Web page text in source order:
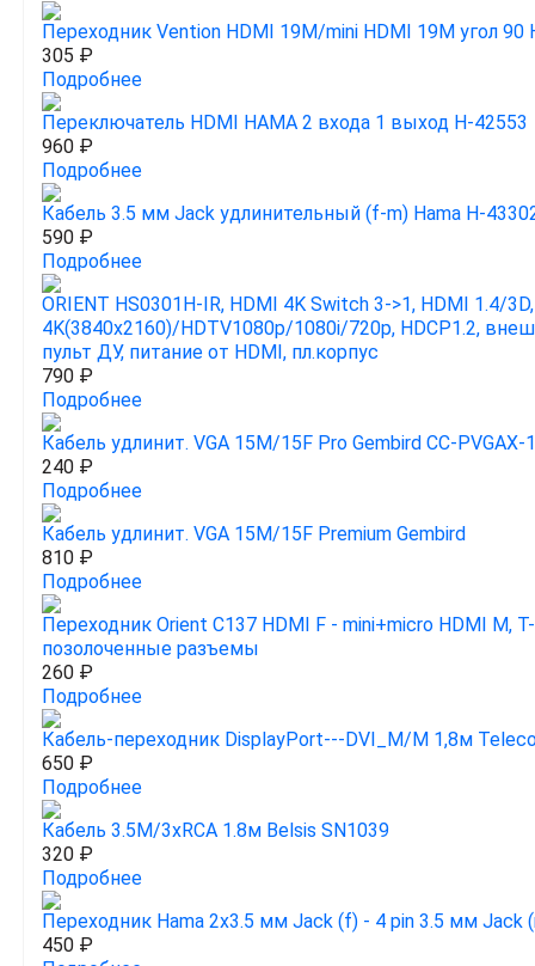
Переходник Vention HDMI 19M/mini HDMI 19M угол 90
305 ₽
Подробнее
Переключатель HDMI HAMA 2 входа 1 выход H-42553
960 ₽
Подробнее
Кабель 3.5 мм Jack удлинительный (f-m) Hama H-
590 ₽
Подробнее
ORIENT HS0301H-IR, HDMI 4K Switch 3->1, HDMI 1.4/
4K(3840x2160)/HDTV1080p/1080i/720p, HDCP1.2,
пульт ДУ, питание от HDMI, пл.корпус
790 ₽
Подробнее
Кабель удлинит. VGA 15M/15F Pro Gembird CC-PVGAX-
240 ₽
Подробнее
Кабель удлинит. VGA 15M/15F Premium Gembird
810 ₽
Подробнее
Переходник Orient C137 HDMI F - mini+micro HDMI M,
позолоченные разъемы
260 ₽
Подробнее
Кабель-переходник DisplayPort---DVI_M/M 1,8м
650 ₽
Подробнее
Кабель 3.5M/3xRCA 1.8м Belsis SN1039
320 ₽
Подробнее
Переходник Hama 2x3.5 мм Jack (f) - 4 pin 3.5 мм Jack
450 ₽